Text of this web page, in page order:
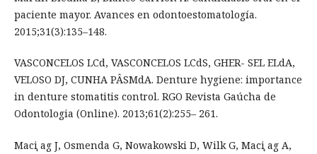
paciente mayor. Avances en odontoestomatología.
2015;31(3):135–148.
VASCONCELOS LCd, VASCONCELOS LCdS, GHER- SEL ELdA,
VELOSO DJ, CUNHA PÂSMdA. Denture hygiene: importance
in denture stomatitis control. RGO Revista Gaúcha de
Odontologia (Online). 2013;61(2):255– 261.
Maci ̨ag J, Osmenda G, Nowakowski D, Wilk G, Maci ̨ag A,